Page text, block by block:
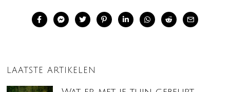
LAATSTE ARTIKELEN